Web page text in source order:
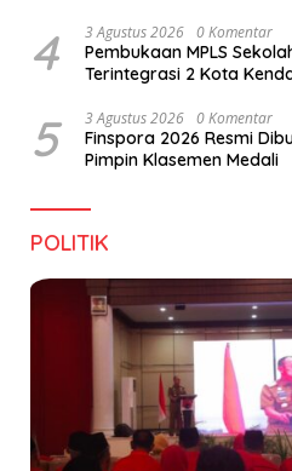
4 3 Agustus 2026 0 Komentar
Pembukaan MPLS
Terintegrasi 2 Kota
5 3 Agustus 2026 0 Komentar
Finspora 2026 Resmi
Pimpin Klasemen Medali
POLITIK